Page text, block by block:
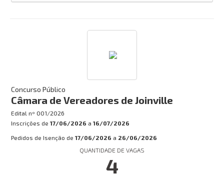
Concurso Público
Câmara de Vereadores de Joinville
Edital nº 001/2026
Inscrições de 17/06/2026 a 16/07/2026
Pedidos de Isenção de 17/06/2026 a 26/06/2026
QUANTIDADE DE VAGAS
4